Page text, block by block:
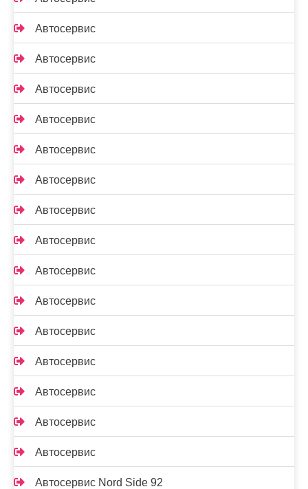
Автосервис
Автосервис
Автосервис
Автосервис
Автосервис
Автосервис
Автосервис
Автосервис
Автосервис
Автосервис
Автосервис
Автосервис
Автосервис
Автосервис
Автосервис
Автосервис Nord Side 92